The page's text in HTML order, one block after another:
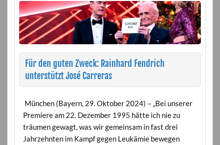
Für den guten Zweck: Rainhard Fendrich
unterstützt José Carreras
München (Bayern, 29. Oktober 2024) – „Bei unserer
Premiere am 22. Dezember 1995 hätte ich nie zu
träumen gewagt, was wir gemeinsam in fast drei
Jahrzehnten im Kampf gegen Leukämie bewegen